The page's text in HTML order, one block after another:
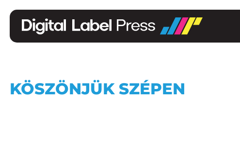
KÖSZÖNJÜK SZÉPEN